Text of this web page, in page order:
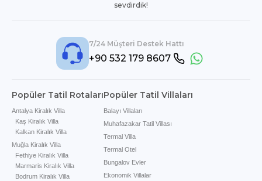
sevdirdik!
7/24 Müşteri Destek Hattı
+90 532 179 8607
Popüler Tatil Rotaları
Antalya Kiralık Villa
Kaş Kiralık Villa
Kalkan Kiralık Villa
Muğla Kiralık Villa
Fethiye Kiralık Villa
Marmaris Kiralık Villa
Bodrum Kiralık Villa
Popüler Tatil Villaları
Balayı Villaları
Muhafazakar Tatil Villası
Termal Villa
Termal Otel
Bungalov Evler
Ekonomik Villalar